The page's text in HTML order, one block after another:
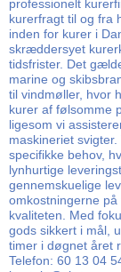
professionelt
kurerfragt til og
inden for kurer i
skræddersyet
tidsfrister. Det
marine og
til vindmøller, hvor
kurer af følsomme
ligesom vi
maskineriet
specifikke behov,
lynhurtige
gennemskuelige
omkostningerne
kvaliteten. Med
gods sikkert i mål,
timer i døgnet året
Telefon: 60 13 04